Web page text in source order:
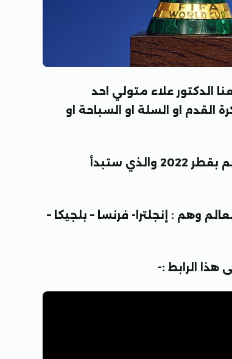
الدكتور علاء متولي احد
القدم او السلة او السباحة او
ويتناول معنا تحليل عن الفرق المشاركة في كاس العالم بقطر 2022 والذي ستبدأ
وهم : إنجلترا- فرنسا – بلجيكا –
هذا الرابط :-